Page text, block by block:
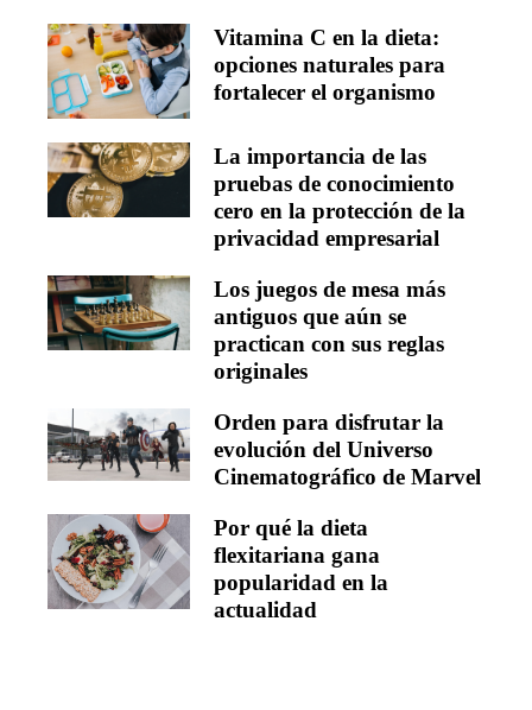
Vitamina C en la dieta:
opciones naturales para
fortalecer el organismo
La importancia de las
pruebas de conocimiento
cero en la protección de la
privacidad empresarial
Los juegos de mesa más
antiguos que aún se
practican con sus reglas
originales
Orden para disfrutar la
evolución del Universo
Cinematográfico de Marvel
Por qué la dieta
flexitariana gana
popularidad en la
actualidad